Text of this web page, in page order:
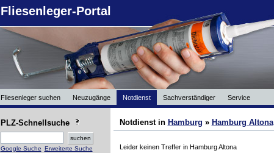
Fliesenleger-Portal
Fliesenleger suchen Neuzugänge Notdienst Sachverständiger Service
PLZ-Schnellsuche
Google Suche Erweiterte Suche
Notdienst in Hamburg » Hamburg Altona
Leider keinen Treffer in Hamburg Altona